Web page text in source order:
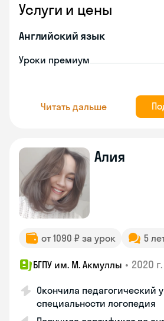
Услуги и цены
Английский язык
Уроки премиум
Читать дальше
Алия
от 1090 ₽ за урок 5
БГПУ им. М. Акмуллы • 2020 г.
Окончила педагогический
специальности логопедия